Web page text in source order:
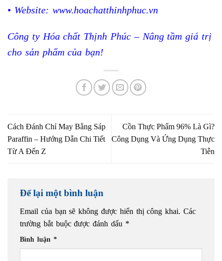
• Website: www.hoachatthinhphuc.vn
Công ty Hóa chất Thịnh Phúc – Nâng tầm giá trị
cho sản phẩm của bạn!
Cách Đánh Chỉ May Bằng Sáp
Paraffin – Hướng Dẫn Chi Tiết
Từ A Đến Z
Cồn Thực Phẩm 96% Là Gì?
Công Dụng Và Ứng Dụng Thực
Tiễn
Để lại một bình luận
Email của bạn sẽ không được hiển thị công khai. Các
trường bắt buộc được đánh dấu *
Bình luận *